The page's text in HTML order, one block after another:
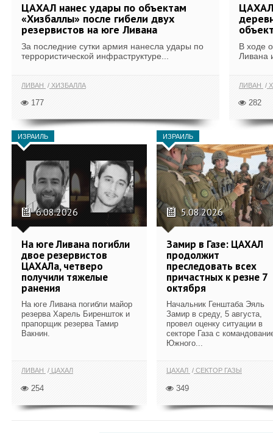
ЦАХАЛ нанес удары по объектам
«Хизбаллы» после гибели двух
резервистов на юге Ливана
За последние сутки армия нанесла удары по
террористической инфраструктуре...
ЛИВАН ХИЗБАЛЛА
177
В ходе
Ливана
ЛИВАН
282
ИЗРАИЛЬ
6.08.2026
На юге Ливана погибли
двое резервистов
ЦАХАЛа, четверо
получили тяжелые
ранения
На юге Ливана погибли майор
резерва Харель Биреншток и
прапорщик резерва Тамир
Вакнин.
ЛИВАН ЦАХАЛ
254
ИЗРАИЛЬ
5.08.2026
Замир в Газе: ЦАХАЛ
продолжит
преследовать всех
причастных к резне 7
октября
Начальник Генштаба Эяль
Замир в среду, 5 августа,
провел оценку ситуации в
секторе Газа с
Южного...
ЦАХАЛ СЕКТОР ГАЗЫ
349